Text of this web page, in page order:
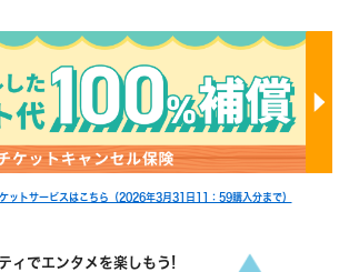
ットサービスはこちら（2026年3月31日11：59購入分まで）
ィでエンタメを楽しもう!